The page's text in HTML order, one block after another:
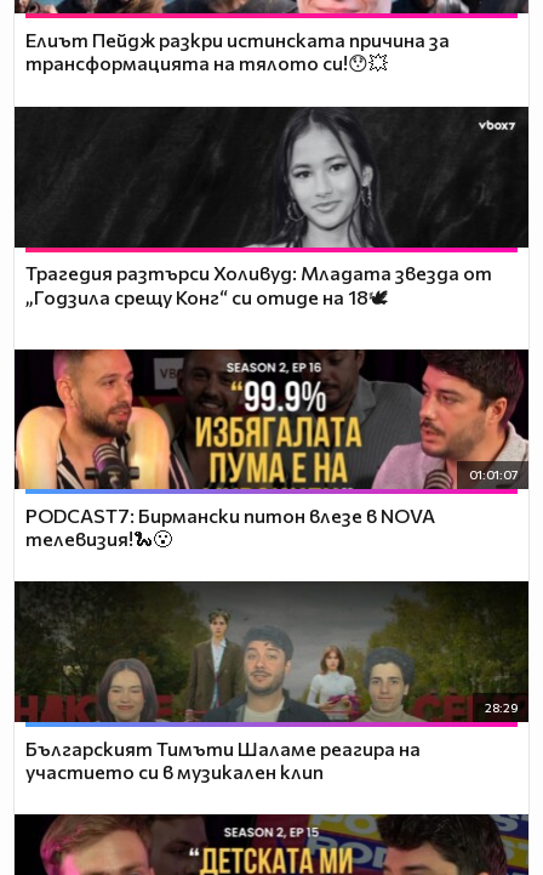
Елиът Пейдж разкри истинската причина за
трансформацията на тялото си!😯💥
Трагедия разтърси Холивуд: Младата звезда от
„Годзила срещу Конг“ си отиде на 18🕊️
01:01:07
PODCAST7: Бирмански питон влезе в NOVA
телевизия!🐍😮
28:29
Българският Тимъти Шаламе реагира на
участието си в музикален клип